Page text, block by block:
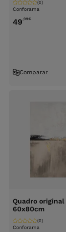
Conforama
(0)
49,99€
Comparar
Quadro original
60x80cm
Conforama
(0)